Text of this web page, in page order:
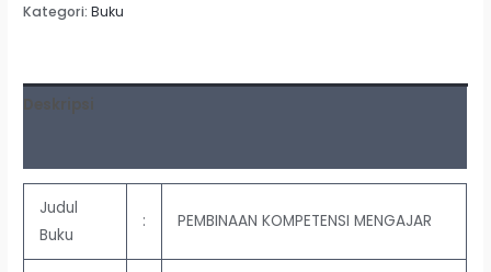
Kategori:Buku
Deskripsi
Judul
Buku
: PEMBINAAN KOMPETENSI MENGAJAR